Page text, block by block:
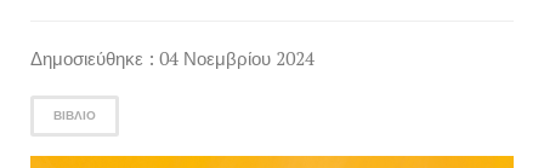
Δημοσιεύθηκε : 04 Νοεμβρίου 2024
ΒΙΒΛΊΟ